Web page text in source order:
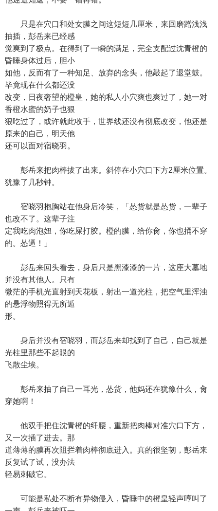
只是在穴口和处女膜之间这短短几厘米，来回磨蹭浅浅
抽插，彭岳来已经感
觉爽到了极点。在得到了一瞬的满足，完全支配过沈青橙的
昏睡身体过后，胆小
如他，反而有了一种知足、放弃的念头，他敲起了退堂鼓。
毕竟现在什么都还没
改变，日夜奢望的橙皇，她的私人小穴爽也爽过了，她一对
香橙水蜜的奶子也狠
狠吃过了，或许就此收手，世界线还没有彻底改变，他还是
原来的自己，明天他
还可以面对宿晓羽。
彭岳来把肉棒拔了出来。斜停在小穴口下方2厘米位置。
犹豫了几秒钟。
宿晓羽抱胸站在他身后冷笑，「怂货就是怂货，一辈子
也改不了。这辈子注
定我吃肉泡妞，你吃屎打胶。橙的膜，给你肏，你也捅不穿
的。怂逼！」
彭岳来回头看去，身后只是黑漆漆的一片，这座大墓地
并没有其他人。只有
微茫的手机光直射到天花板，射出一道光柱，把空气里浑浊
的悬浮物照得无所遁
形。
身后并没有宿晓羽，而彭岳来却找到了自己，自己就是
光柱里那些不起眼的
飞散尘埃。
彭岳来抽了自己一耳光，怂货，他妈还在犹豫什么，肏
穿她啊！
他双手把住沈青橙的纤腰，重新把肉棒对准穴口下方，
又一次插了进去。那
道薄薄的膜再次阻拦着肉棒彻底进入。真的很坚韧，彭岳来
反复试了试，没办法
轻易刺破它。
可能是私处不断有异物侵入，昏睡中的橙皇轻声哼叫了